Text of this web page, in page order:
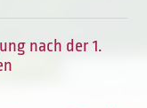
nach der 1.